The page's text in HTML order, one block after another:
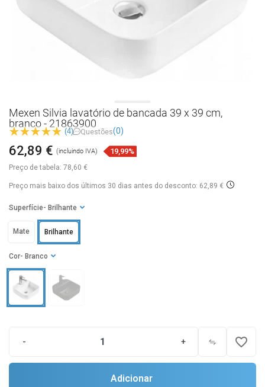
Mexen Silvia lavatório de bancada 39 x 39 cm,
branco - 21863900
(4) Questões(0)
Preço de tabela: 78,60 €
62,89 € (incluindo IVA) 19,99%
Preço mais baixo dos últimos 30 dias antes do desconto: 62,89 €
Cor - Branco
Superfície - Brilhante
Mate Brilhante
- + favorite_border
Adicionar